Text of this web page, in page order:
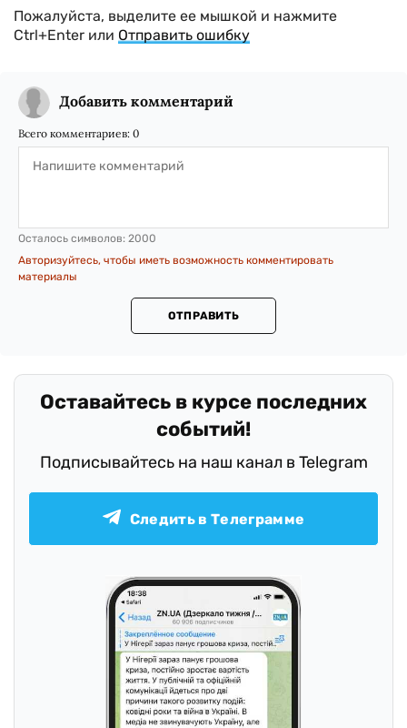
Пожалуйста, выделите ее мышкой и нажмите
Ctrl+Enter или Отправить ошибку
Добавить комментарий
Всего комментариев: 0
Осталось символов: 2000
Авторизуйтесь, чтобы иметь возможность комментировать
материалы
ОТПРАВИТЬ
Оставайтесь в курсе последних
событий!
Подписывайтесь на наш канал в Telegram
Следить в Телеграмме